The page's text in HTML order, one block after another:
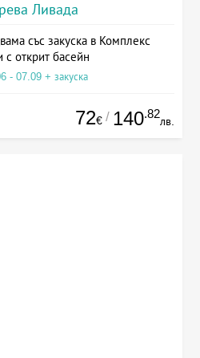
Ливада
със закуска в Комплекс
с открит басейн
- 07.09 + закуска
72€ / 140.82
лв.